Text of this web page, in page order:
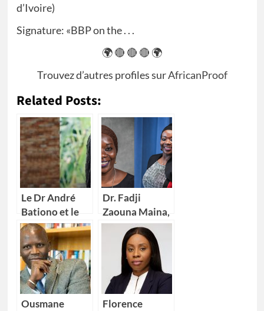
d’Ivoire)
Signature: «BBP on the . . .
🌍 🔴 🔴 🔴 🌍
Trouvez d’autres profiles surAfricanProof
Related Posts:
Le Dr André
Bationo et le
Dr Catherine
Nakalembe
remportent
l’Africa Food
Prize 2020
Dr. Fadji
Zaouna Maina,
29 ans,
première
scientifique du
Niger à
intégrer la
NASA
Ousmane
Florence